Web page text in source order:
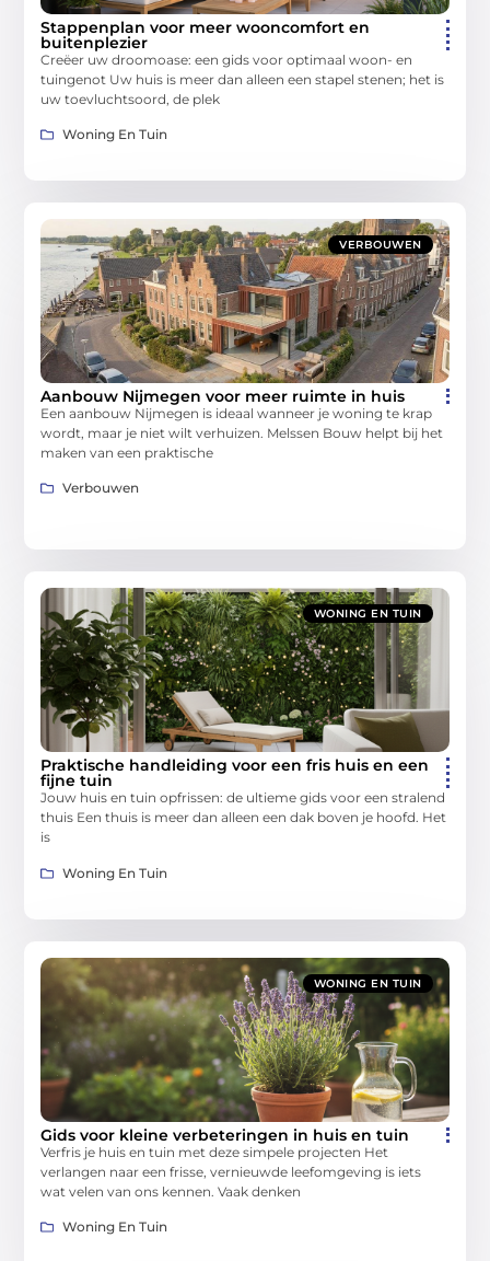
Stappenplan voor meer wooncomfort en
buitenplezier
Creëer uw droomoase: een gids voor optimaal woon- en
tuingenot Uw huis is meer dan alleen een stapel stenen; het is
uw toevluchtsoord, de plek
Woning En Tuin
VERBOUWEN
Aanbouw Nijmegen voor meer ruimte in huis
Een aanbouw Nijmegen is ideaal wanneer je woning te krap
wordt, maar je niet wilt verhuizen. Melssen Bouw helpt bij het
maken van een praktische
Verbouwen
WONING EN TUIN
Praktische handleiding voor een fris huis en een
fijne tuin
Jouw huis en tuin opfrissen: de ultieme gids voor een stralend
thuis Een thuis is meer dan alleen een dak boven je hoofd. Het
is
Woning En Tuin
WONING EN TUIN
Gids voor kleine verbeteringen in huis en tuin
Verfris je huis en tuin met deze simpele projecten Het
verlangen naar een frisse, vernieuwde leefomgeving is iets
wat velen van ons kennen. Vaak denken
Woning En Tuin